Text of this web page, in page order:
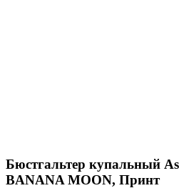
Бюстгальтер купальный
BANANA MOON, Принт